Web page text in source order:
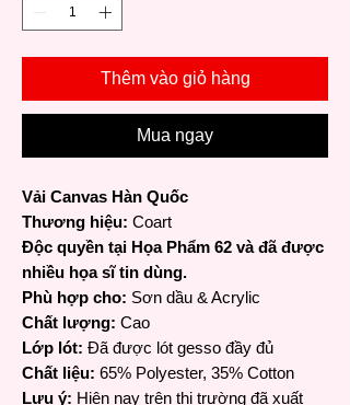
Thêm vào giỏ hàng
Mua ngay
Vải Canvas Hàn Quốc
Thương hiệu: Coart
Độc quyền tại Họa Phẩm 62 và đã được
nhiều họa sĩ tin dùng.
Phù hợp cho: Sơn dầu & Acrylic
Chất lượng: Cao
Lớp lót: Đã được lót gesso đầy đủ
Chất liệu: 65% Polyester, 35% Cotton
Lưu ý: Hiện nay trên thị trường đã xuất